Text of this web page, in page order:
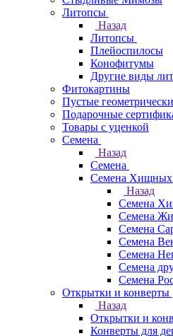
Литопсы
Назад
Литопсы
Плейоспилосы
Конофитумы
Другие виды
Фитокартины
Пустые
Подарочные
Товары с уценкой
Семена
Назад
Семена
Семена Хищных
Назад
Семена
Семена
Семена
Семена
Семена
Семена
Семена
Открытки и конверты
Назад
Открытки и
Конверты для